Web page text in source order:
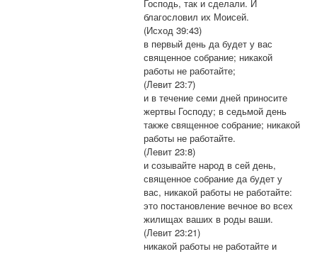
Господь, так и сделали. И
благословил их Моисей.
(Исход 39:43)
в первый день да будет у вас
священное собрание; никакой
работы не работайте;
(Левит 23:7)
и в течение семи дней приносите
жертвы Господу; в седьмой день
также священное собрание; никакой
работы не работайте.
(Левит 23:8)
и созывайте народ в сей день,
священное собрание да будет у
вас, никакой работы не работайте:
это постановление вечное во всех
жилищах ваших в роды ваши.
(Левит 23:21)
никакой работы не работайте и